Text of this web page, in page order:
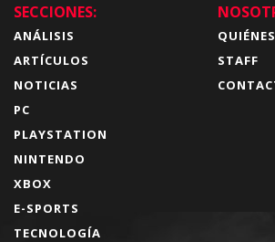
SECCIONES:
ANÁLISIS
ARTÍCULOS
NOTICIAS
PC
PLAYSTATION
NINTENDO
XBOX
E-SPORTS
TECNOLOGÍA
STAFF